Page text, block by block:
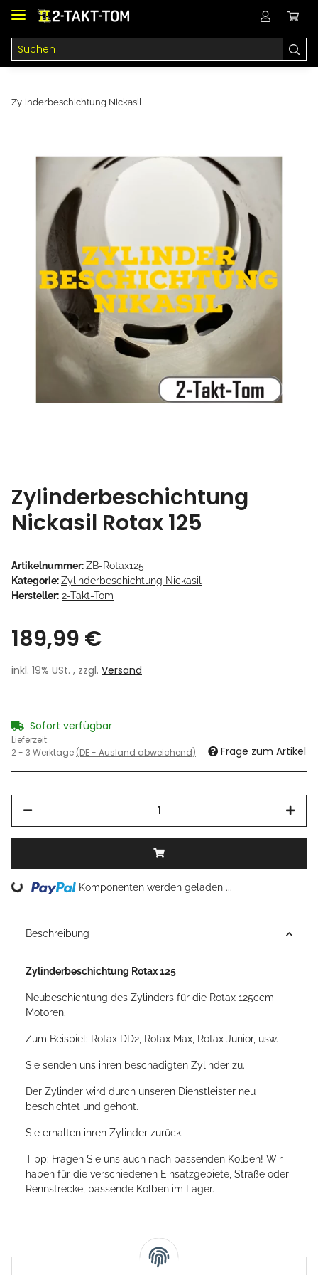
Zylinderbeschichtung Nickasil
Zylinderbeschichtung
Nickasil Rotax 125
Artikelnummer:ZB-Rotax125
Kategorie:Zylinderbeschichtung Nickasil
Hersteller: 2-Takt-Tom
189,99 €
inkl. 19% USt. , zzgl. Versand
Sofort verfügbar
Lieferzeit:
2 - 3 Werktage (DE - Ausland abweichend) Frage zum Artikel
Loading... Komponenten werden geladen ...
Beschreibung
Zylinderbeschichtung Rotax 125
Neubeschichtung des Zylinders für die Rotax 125ccm
Motoren.
Zum Beispiel: Rotax DD2, Rotax Max, Rotax Junior, usw.
Sie senden uns ihren beschädigten Zylinder zu.
Der Zylinder wird durch unseren Dienstleister neu
beschichtet und gehont.
Sie erhalten ihren Zylinder zurück.
Tipp: Fragen Sie uns auch nach passenden Kolben! Wir
haben für die verschiedenen Einsatzgebiete, Straße oder
Rennstrecke, passende Kolben im Lager.